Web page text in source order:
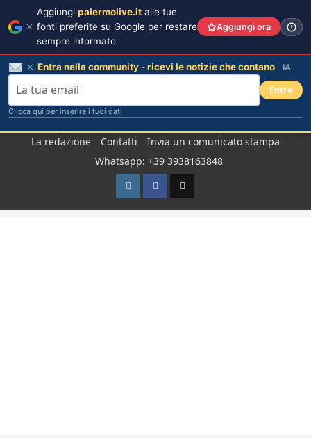
La redazione Contatti
Invia un comunicato stampa
Whatsapp: +39 3938163848
InstagramFacebook
TikTok
Aggiungi palermolive.it alle tue
fonti preferite su Google per restare
sempre informato
Aggiungi ora
Entra nella community - ricevi le notizie che contano IA
Entra
Clicca qui per inserire i tuoi dati